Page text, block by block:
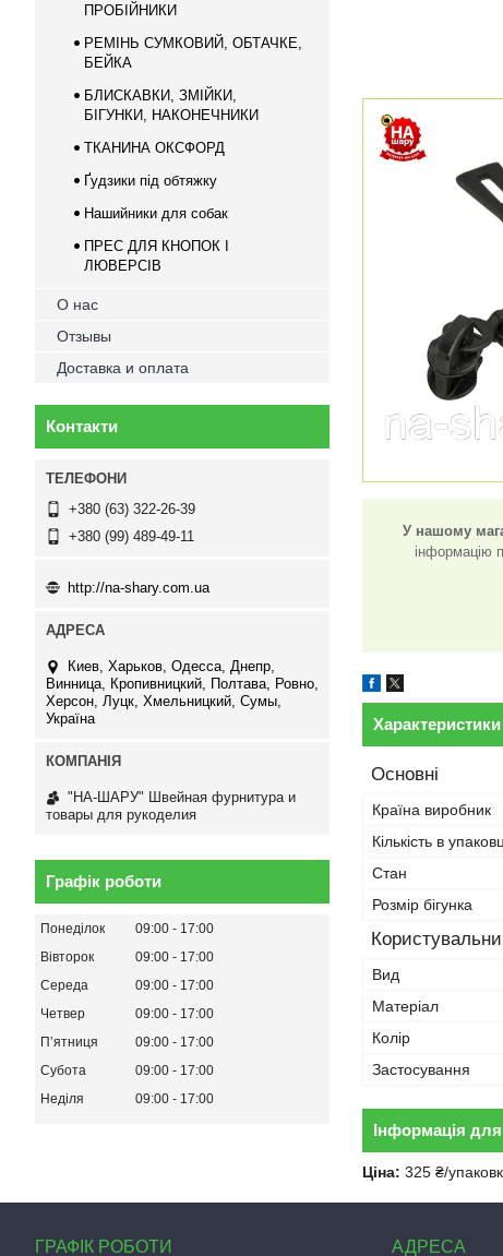
У нашому
інформацію
Характеристики
Основні
Країна виробник
Кількість в
Стан
Розмір бігунка
Вид
Матеріал
Колір
Застосування
Інформація
Ціна: 325 ₴/
ПРОБІЙНИКИ
РЕМІНЬ СУМКОВИЙ, ОБТАЧКЕ,
БЕЙКА
БЛИСКАВКИ, ЗМІЙКИ,
БІГУНКИ, НАКОНЕЧНИКИ
ТКАНИНА ОКСФОРД
Ґудзики під обтяжку
Нашийники для собак
ПРЕС ДЛЯ КНОПОК І
ЛЮВЕРСІВ
О нас
Отзывы
Доставка и оплата
Контакти
+380 (63) 322-26-39
+380 (99) 489-49-11
http://na-shary.com.ua
Киев, Харьков, Одесса, Днепр,
Винница, Кропивницкий, Полтава, Ровно,
Херсон, Луцк, Хмельницкий, Сумы,
Україна
"НА-ШАРУ" Швейная фурнитура и
товары для рукоделия
Графік роботи
Понеділок 09:00
17:00
Вівторок
09:00
17:00
Середа
09:00
17:00
Четвер
09:00
17:00
Пʼятниця
09:00
17:00
Субота
09:00
17:00
Неділя
09:00 17:00
ГРАФІК РОБОТИ